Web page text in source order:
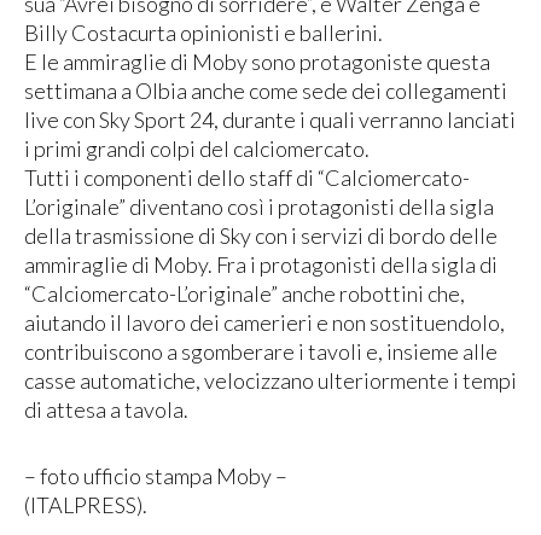
Billy Costacurta opinionisti e ballerini.
E le ammiraglie di Moby sono protagoniste questa
settimana a Olbia anche come sede dei collegamenti
live con Sky Sport 24, durante i quali verranno lanciati
i primi grandi colpi del calciomercato.
Tutti i componenti dello staff di “Calciomercato-
L’originale” diventano così i protagonisti della sigla
della trasmissione di Sky con i servizi di bordo delle
ammiraglie di Moby. Fra i protagonisti della sigla di
“Calciomercato-L’originale” anche robottini che,
aiutando il lavoro dei camerieri e non sostituendolo,
contribuiscono a sgomberare i tavoli e, insieme alle
casse automatiche, velocizzano ulteriormente i tempi
di attesa a tavola.
– foto ufficio stampa Moby –
(ITALPRESS).